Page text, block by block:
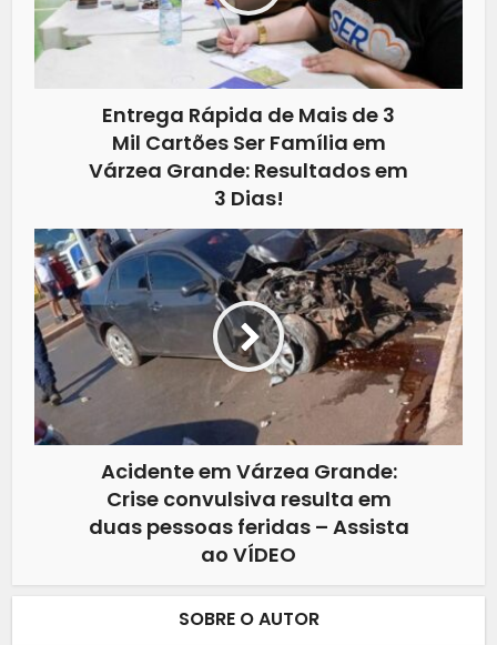
Entrega Rápida de Mais de 3
Mil Cartões Ser Família em
Várzea Grande: Resultados em
3 Dias!
Acidente em Várzea Grande:
Crise convulsiva resulta em
duas pessoas feridas – Assista
ao VÍDEO
SOBRE O AUTOR